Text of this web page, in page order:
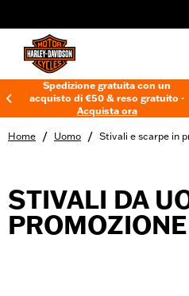
Spedizione gratuita con un
acquisto di €50 & reso gratuito -
Acquista ora
Home / Uomo / Stivali e scarpe in
STIVALI DA
PROMOZIONE